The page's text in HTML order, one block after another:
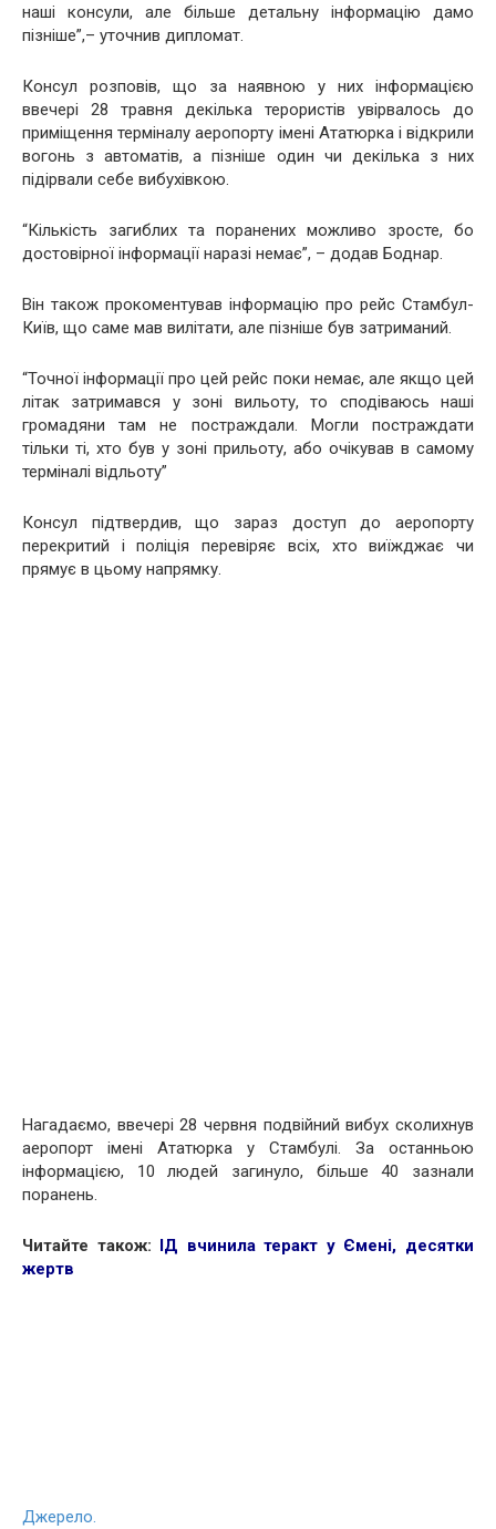
наші консули, але більше детальну інформацію дамо
пізніше”,– уточнив дипломат.
Консул розповів, що за наявною у них інформацією
ввечері 28 травня декілька терористів увірвалось до
приміщення терміналу аеропорту імені Ататюрка і відкрили
вогонь з автоматів, а пізніше один чи декілька з них
підірвали себе вибухівкою.
“Кількість загиблих та поранених можливо зросте, бо
достовірної інформації наразі немає”, – додав Боднар.
Він також прокоментував інформацію про рейс Стамбул-
Київ, що саме мав вилітати, але пізніше був затриманий.
“Точної інформації про цей рейс поки немає, але якщо цей
літак затримався у зоні вильоту, то сподіваюсь наші
громадяни там не постраждали. Могли постраждати
тільки ті, хто був у зоні прильоту, або очікував в самому
терміналі відльоту”
Консул підтвердив, що зараз доступ до аеропорту
перекритий і поліція перевіряє всіх, хто виїжджає чи
прямує в цьому напрямку.
Нагадаємо, ввечері 28 червня подвійний вибух сколихнув
аеропорт імені Ататюрка у Стамбулі. За останньою
інформацією, 10 людей загинуло, більше 40 зазнали
поранень.
Читайте також: ІД вчинила теракт у Ємені, десятки
жертв
Джерело.